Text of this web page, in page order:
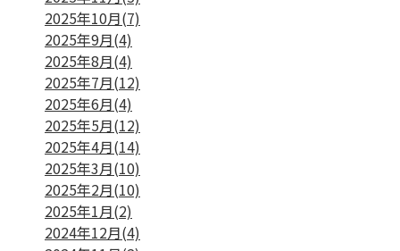
2025年10月(7)
2025年9月(4)
2025年8月(4)
2025年7月(12)
2025年6月(4)
2025年5月(12)
2025年4月(14)
2025年3月(10)
2025年2月(10)
2025年1月(2)
2024年12月(4)